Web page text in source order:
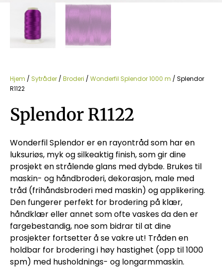
Hjem / Sytråder / Broderi / Wonderfil Splendor 1000 m / Splendor
R1122
Splendor R1122
Wonderfil Splendor er en rayontråd som har en
luksuriøs, myk og silkeaktig finish, som gir dine
prosjekt en strålende glans med dybde. Brukes til
maskin- og håndbroderi, dekorasjon, male med
tråd (frihåndsbroderi med maskin) og applikering.
Den fungerer perfekt for brodering på klær,
håndklær eller annet som ofte vaskes da den er
fargebestandig, noe som bidrar til at dine
prosjekter fortsetter å se vakre ut! Tråden en
holdbar for brodering i høy hastighet (opp til 1000
spm) med husholdnings- og longarmmaskin.